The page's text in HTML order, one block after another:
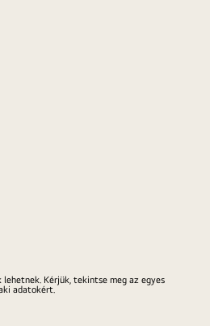
Kérjük, tekintse meg az egyes
adatokért.